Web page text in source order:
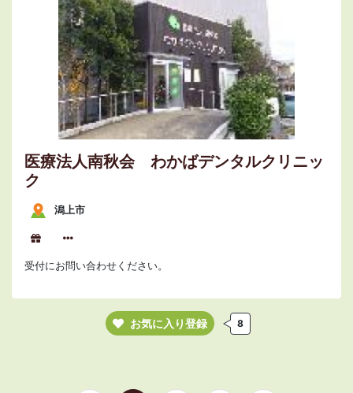
医療法人南秋会 わかばデンタルクリニッ
ク
潟上市
受付にお問い合わせください。
お気に入り登録 8